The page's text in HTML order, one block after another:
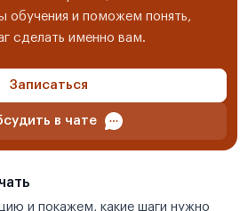
обучения и поможем понять,
сделать именно вам.
Записаться
в чате
и покажем, какие шаги нужно